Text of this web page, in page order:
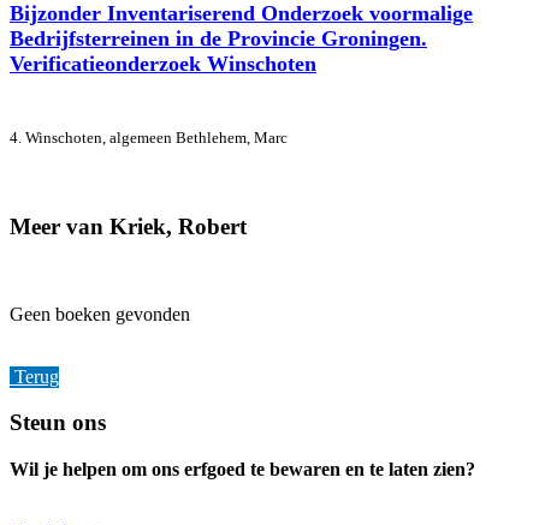
Bijzonder Inventariserend Onderzoek voormalige
Bedrijfsterreinen in de Provincie Groningen.
Verificatieonderzoek Winschoten
4. Winschoten, algemeen Bethlehem, Marc
Meer van Kriek, Robert
Geen boeken gevonden
Terug
Footer
Steun ons
Wil je helpen om ons erfgoed te bewaren en te laten zien?